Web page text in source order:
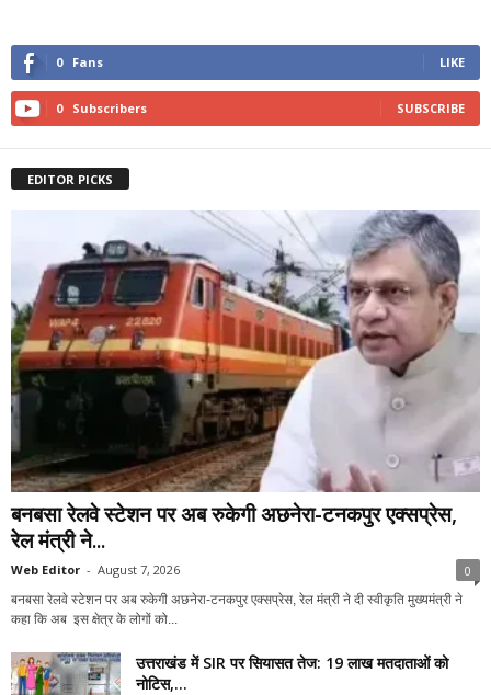
0 Fans LIKE
0 Subscribers SUBSCRIBE
EDITOR PICKS
बनबसा रेलवे स्टेशन पर अब रुकेगी अछनेरा-टनकपुर एक्सप्रेस,
रेल मंत्री ने...
Web Editor - August 7, 2026 0
बनबसा रेलवे स्टेशन पर अब रुकेगी अछनेरा-टनकपुर एक्सप्रेस, रेल मंत्री ने दी स्वीकृति मुख्यमंत्री ने
कहा कि अब इस क्षेत्र के लोगों को...
उत्तराखंड में SIR पर सियासत तेज: 19 लाख मतदाताओं को
नोटिस,...